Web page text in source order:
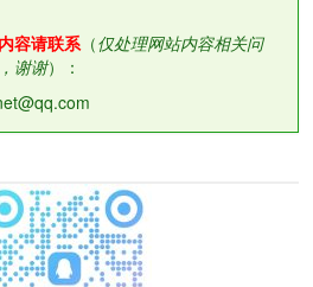
容请联系（仅处理网站内容相关问
谢谢）：